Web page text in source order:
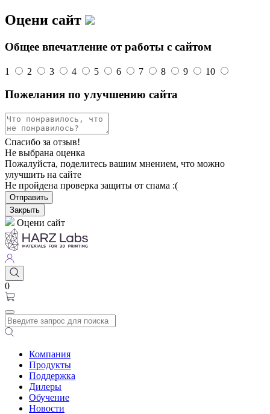
Оцени сайт
Общее впечатление от работы с сайтом
1 2 3 4 5 6 7 8 9 10
Пожелания по улучшению сайта
Спасибо за отзыв!
Не выбрана оценка
Пожалуйста, поделитесь вашим мнением, что можно
улучшить на сайте
Не пройдена проверка защиты от спама :(
Отправить
Закрыть
Оцени сайт
0
Компания
Продукты
Поддержка
Дилеры
Обучение
Новости